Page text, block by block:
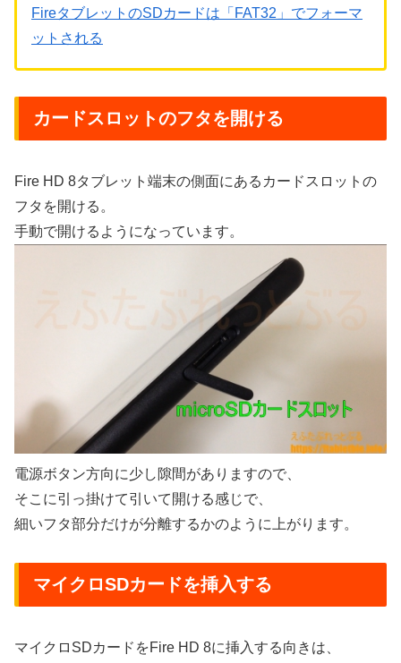
FireタブレットのSDカードは「FAT32」でフォーマ
ットされる
カードスロットのフタを開ける
Fire HD 8タブレット端末の側面にあるカードスロットの
フタを開ける。
手動で開けるようになっています。
電源ボタン方向に少し隙間がありますので、
そこに引っ掛けて引いて開ける感じで、
細いフタ部分だけが分離するかのように上がります。
マイクロSDカードを挿入する
マイクロSDカードをFire HD 8に挿入する向きは、